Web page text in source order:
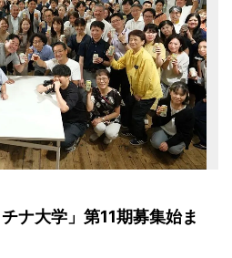
ナ大学」第11期募集始ま